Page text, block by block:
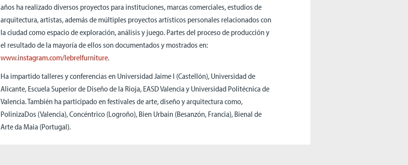
años ha realizado diversos proyectos para instituciones, marcas comerciales, estudios de
arquitectura, artistas, además de múltiples proyectos artísticos personales relacionados con
la ciudad como espacio de exploración, análisis y juego. Partes del proceso de producción y
el resultado de la mayoría de ellos son documentados y mostrados en:
www.instagram.com/lebrelfurniture.
Ha impartido talleres y conferencias en Universidad Jaime I (Castellón), Universidad de
Alicante, Escuela Superior de Diseño de la Rioja, EASD Valencia y Universidad Politécnica de
Valencia. También ha participado en festivales de arte, diseño y arquitectura como,
PolinizaDos (Valencia), Concéntrico (Logroño), Bien Urbain (Besanzón, Francia), Bienal de
Arte da Maia (Portugal).